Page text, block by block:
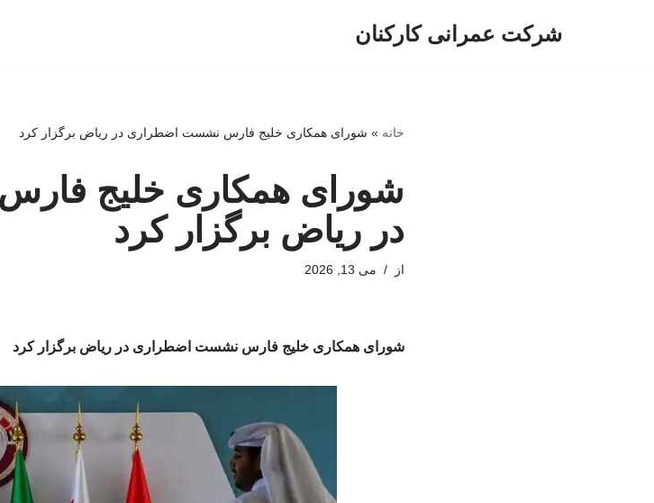
شرکت عمرانی کارکنان
خانه » شورای همکاری خلیج فارس نشست اضطراری در ریاض برگزار کرد
شورای همکاری خلیج
در ریاض برگزار کرد
از می 13, 2026
شورای همکاری خلیج فارس نشست اضطراری در ریاض برگزار کرد